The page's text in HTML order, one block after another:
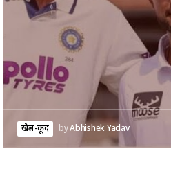
खेल-कूद byAbhishek Yadav